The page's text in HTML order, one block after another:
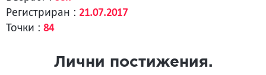
Регистриран : 21.07.2017
Точки : 84
Лични постижения.